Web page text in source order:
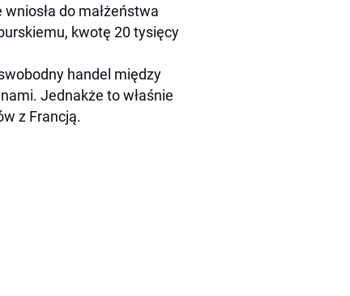
do małżeństwa
kwotę 20 tysięcy
handel między
Jednakże to właśnie
z Francją.